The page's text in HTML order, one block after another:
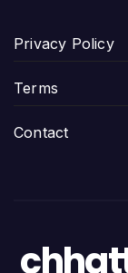
Privacy Policy
Terms
Contact